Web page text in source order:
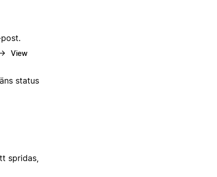
View
status
spridas,